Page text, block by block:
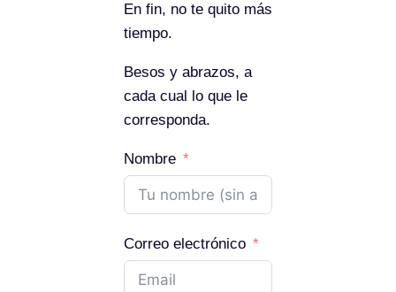
En fin, no te quito más
tiempo.
Besos y abrazos, a
cada cual lo que le
corresponda.
Nombre
Correo electrónico